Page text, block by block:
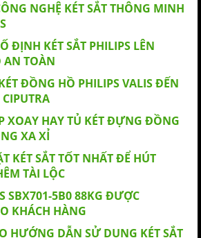
NGHỆ KÉT SẮT THÔNG MINH
ĐỊNH KÉT SẮT PHILIPS LÊN
AN TOÀN
ĐỒNG HỒ PHILIPS VALIS ĐẾN
XOAY HAY TỦ KÉT ĐỰNG ĐỒNG
XA XỈ
KÉT SẮT TỐT NHẤT ĐỂ HÚT
TÀI LỘC
SBX701-5B0 88KG ĐƯỢC
KHÁCH HÀNG
HƯỚNG DẪN SỬ DỤNG KÉT SẮT